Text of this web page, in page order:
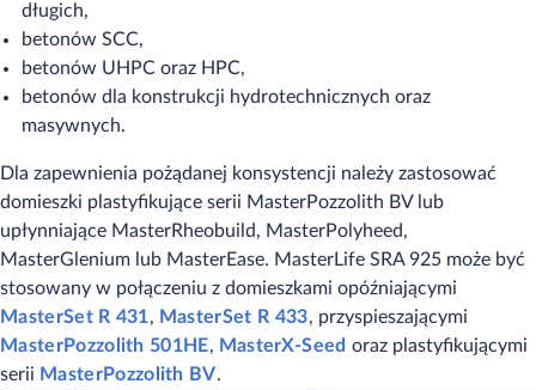
długich,
betonów SCC,
betonów UHPC oraz HPC,
betonów dla konstrukcji hydrotechnicznych oraz
masywnych.
Dla zapewnienia pożądanej konsystencji należy zastosować
domieszki plastyfikujące serii MasterPozzolith BV lub
upłynniające MasterRheobuild, MasterPolyheed,
MasterGlenium lub MasterEase. MasterLife SRA 925 może być
stosowany w połączeniu z domieszkami opóźniającymi
MasterSet R 431, MasterSet R 433, przyspieszającymi
MasterPozzolith 501HE, MasterX-Seed oraz plastyfikującymi
serii MasterPozzolith BV.​